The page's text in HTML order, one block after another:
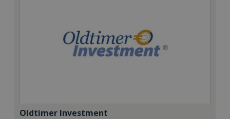
Oldtimer Investment